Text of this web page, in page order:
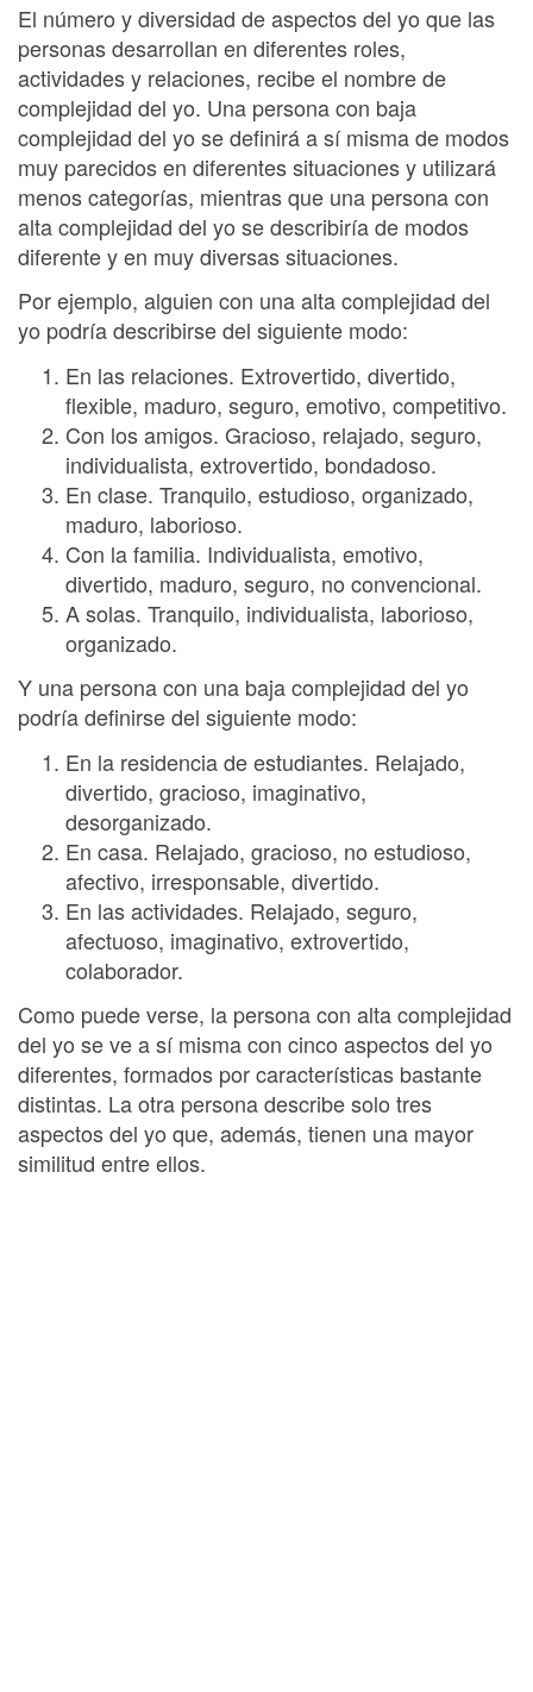
El número y diversidad de aspectos del yo que las
personas desarrollan en diferentes roles,
actividades y relaciones, recibe el nombre de
complejidad del yo. Una persona con baja
complejidad del yo se definirá a sí misma de modos
muy parecidos en diferentes situaciones y utilizará
menos categorías, mientras que una persona con
alta complejidad del yo se describiría de modos
diferente y en muy diversas situaciones.
Por ejemplo, alguien con una alta complejidad del
yo podría describirse del siguiente modo:
En las relaciones. Extrovertido, divertido,
flexible, maduro, seguro, emotivo, competitivo.
Con los amigos. Gracioso, relajado, seguro,
individualista, extrovertido, bondadoso.
En clase. Tranquilo, estudioso, organizado,
maduro, laborioso.
Con la familia. Individualista, emotivo,
divertido, maduro, seguro, no convencional.
A solas. Tranquilo, individualista, laborioso,
organizado.
Y una persona con una baja complejidad del yo
podría definirse del siguiente modo:
En la residencia de estudiantes. Relajado,
divertido, gracioso, imaginativo,
desorganizado.
En casa. Relajado, gracioso, no estudioso,
afectivo, irresponsable, divertido.
En las actividades. Relajado, seguro,
afectuoso, imaginativo, extrovertido,
colaborador.
Como puede verse, la persona con alta complejidad
del yo se ve a sí misma con cinco aspectos del yo
diferentes, formados por características bastante
distintas. La otra persona describe solo tres
aspectos del yo que, además, tienen una mayor
similitud entre ellos.